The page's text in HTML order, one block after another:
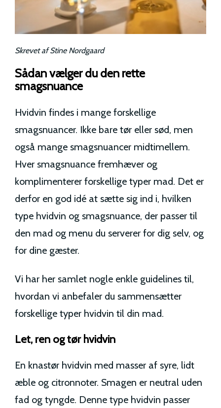
Skrevet afStine Nordgaard
Sådan vælger du den rette
smagsnuance
Hvidvin findes i mange forskellige
smagsnuancer. Ikke bare tør eller sød, men
også mange smagsnuancer midtimellem.
Hver smagsnuance fremhæver og
komplimenterer forskellige typer mad. Det er
derfor en god idé at sætte sig ind i, hvilken
type hvidvin og smagsnuance, der passer til
den mad og menu du serverer for dig selv, og
for dine gæster.
Vi har her samlet nogle enkle guidelines til,
hvordan vi anbefaler du sammensætter
forskellige typer hvidvin til din mad.
Let, ren og tør hvidvin
En knastør hvidvin med masser af syre, lidt
æble og citronnoter. Smagen er neutral uden
fad og tyngde. Denne type hvidvin passer